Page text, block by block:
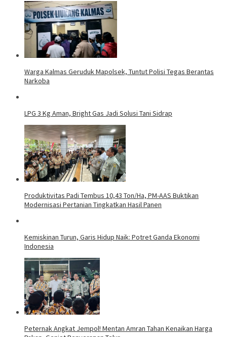
Warga Kalmas Geruduk Mapolsek, Tuntut Polisi Tegas Berantas
Narkoba
LPG 3 Kg Aman, Bright Gas Jadi Solusi Tani Sidrap
Produktivitas Padi Tembus 10,43 Ton/Ha, PM-AAS Buktikan
Modernisasi Pertanian Tingkatkan Hasil Panen
Kemiskinan Turun, Garis Hidup Naik: Potret Ganda Ekonomi
Indonesia
Peternak Angkat Jempol! Mentan Amran Tahan Kenaikan Harga